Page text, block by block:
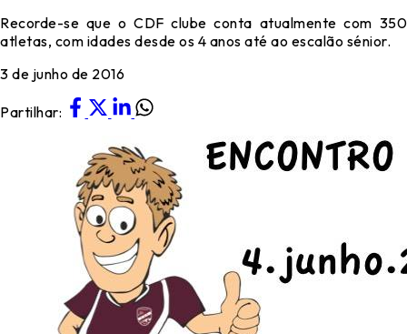
Recorde-se que o CDF clube conta atualmente com 350
atletas, com idades desde os 4 anos até ao escalão sénior.
3 de junho de 2016
Partilhar: